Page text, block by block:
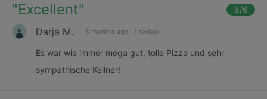
"Excellent" 6/6
Darja M. 5 months ago · 1 review
Es war wie immer mega gut, tolle Pizza und sehr
sympathische Kellner!